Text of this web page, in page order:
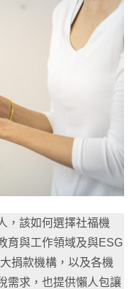
，該如何選擇社福機
育與工作領域及與ESG
捐款機構，以及各機
需求，也提供懶人包讓